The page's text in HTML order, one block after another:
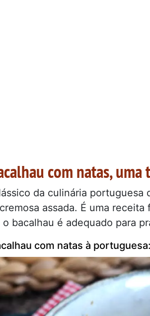
com natas,
da culinária portuguesa
assada. É uma
o bacalhau é adequado para
com natas à